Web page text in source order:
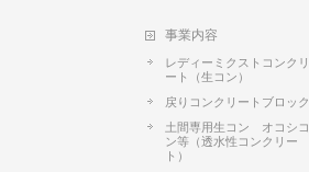
事業内容
レディーミクストコンクリ
ート（生コン）
戻りコンクリートブロック
土間専用生コン オコシコ
ン等（透水性コンクリー
ト）